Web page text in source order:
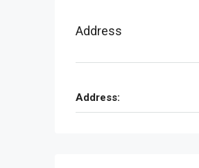
Address
Address: